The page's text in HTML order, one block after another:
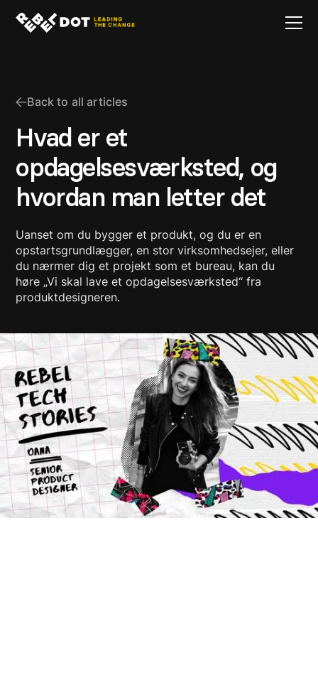
Back to all articles
Hvad er et
opdagelsesværksted, og
hvordan man letter det
Uanset om du bygger et produkt, og du er en
opstartsgrundlægger, en stor virksomhedsejer, eller
du nærmer dig et projekt som et bureau, kan du
høre „Vi skal lave et opdagelsesværksted“ fra
produktdesigneren.